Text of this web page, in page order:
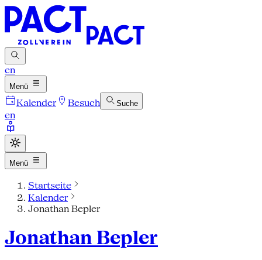
en
Menü
Kalender Besuch Suche
en
Menü
Startseite
Kalender
Jonathan Bepler
Jonathan Bepler